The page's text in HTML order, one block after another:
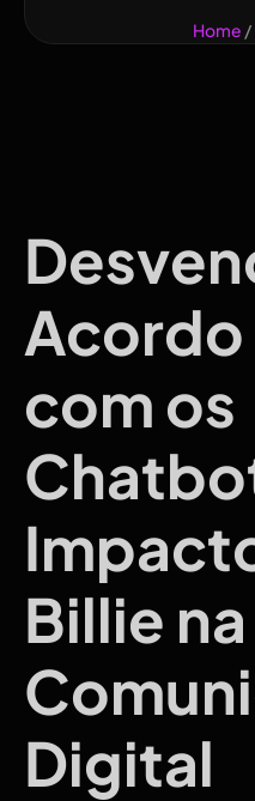
Home /
Acordo
com os
Billie na
Digital